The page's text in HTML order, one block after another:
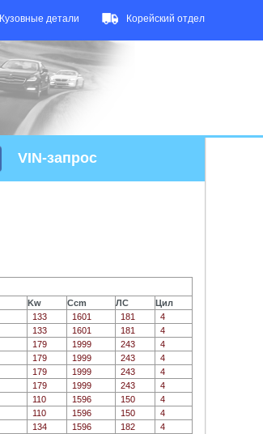
Кузовные детали Корейский отдел
VIN-запрос
Kw Ccm ЛС
Цил
133 1601 181
4
133 1601 181
4
179 1999 243
4
179 1999 243
4
179 1999 243
4
179 1999 243
4
110 1596 150
4
110 1596 150
4
134 1596 182
4